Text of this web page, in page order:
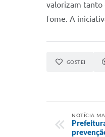
valorizam tanto
fome. A
GOSTEI
NOTÍCIA